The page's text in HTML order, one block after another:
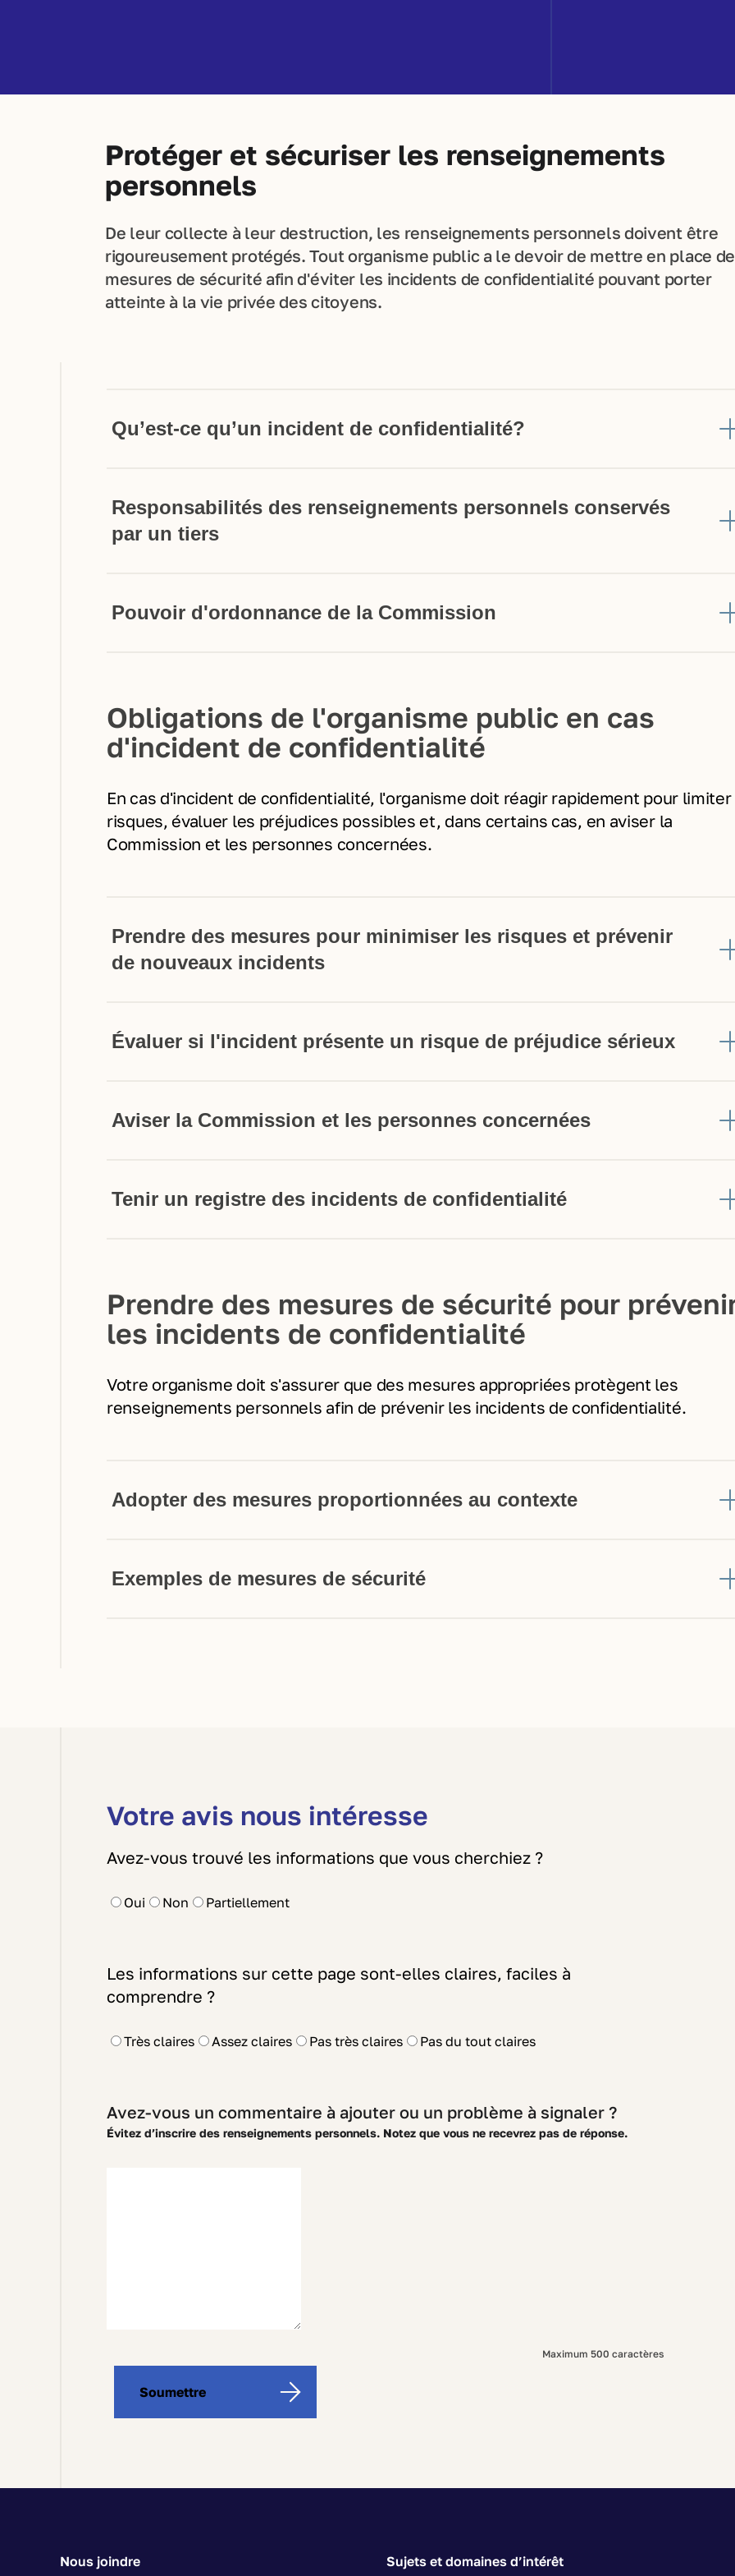
Protéger et sécuriser les renseignements
personnels
De leur collecte à leur destruction, les renseignements personnels doivent être
rigoureusement protégés. Tout organisme public a le devoir de mettre en place
mesures de sécurité afin d'éviter les incidents de confidentialité pouvant porter
atteinte à la vie privée des citoyens.
Qu’est-ce qu’un incident de confidentialité?
Responsabilités des renseignements personnels conservés
par un tiers
Pouvoir d'ordonnance de la Commission
Obligations de l'organisme public en cas
d'incident de confidentialité
En cas d'incident de confidentialité, l'organisme doit réagir rapidement pour
risques, évaluer les préjudices possibles et, dans certains cas, en aviser la
Commission et les personnes concernées.
Prendre des mesures pour minimiser les risques et prévenir
de nouveaux incidents
Évaluer si l'incident présente un risque de préjudice sérieux
Aviser la Commission et les personnes concernées
Tenir un registre des incidents de confidentialité
Prendre des mesures de sécurité pour
les incidents de confidentialité
Votre organisme doit s'assurer que des mesures appropriées protègent les
renseignements personnels afin de prévenir les incidents de confidentialité.
Adopter des mesures proportionnées au contexte
Exemples de mesures de sécurité
Votre avis nous intéresse
Avez-vous trouvé les informations que vous cherchiez ?
Oui Non Partiellement
Les informations sur cette page sont-elles claires, faciles à
comprendre ?
Très claires Assez claires Pas très claires Pas du tout claires
Avez-vous un commentaire à ajouter ou un problème à signaler ?
Évitez d’inscrire des renseignements personnels. Notez que vous ne recevrez pas de réponse.
Maximum 500 caractères
Soumettre
Nous joindre Sujets et domaines d’intérêt